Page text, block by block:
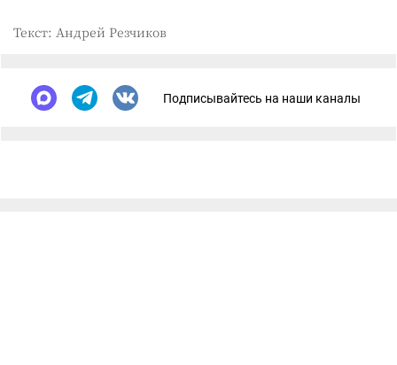
Текст: Андрей Резчиков
Подписывайтесь на наши каналы